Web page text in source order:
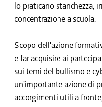
lo praticano stanchezza,
concentrazione a scuola.
Scopo dell'azione
e far acquisire ai
sui temi del bullismo e
un'importante azione di
accorgimenti utili a